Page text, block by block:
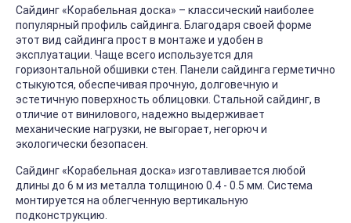
Сайдинг «Корабельная доска» – классический наиболее
популярный профиль сайдинга. Благодаря своей форме
этот вид сайдинга прост в монтаже и удобен в
эксплуатации. Чаще всего используется для
горизонтальной обшивки стен. Панели сайдинга герметично
стыкуются, обеспечивая прочную, долговечную и
эстетичную поверхность облицовки. Стальной сайдинг, в
отличие от винилового, надежно выдерживает
механические нагрузки, не выгорает, негорюч и
экологически безопасен.
Сайдинг «Корабельная доска» изготавливается любой
длины до 6 м из металла толщиною 0.4 - 0.5 мм. Система
монтируется на облегченную вертикальную
подконструкцию.